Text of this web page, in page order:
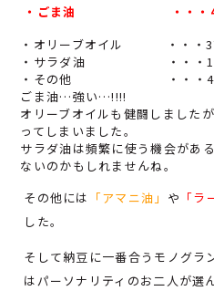
・ごま油 ・・・
・オリーブオイル
・・・
・サラダ油
・・・
・その他
・・・
ごま油…強い…!!!!
オリーブオイルも健闘しました
ってしまいました。
サラダ油は頻繁に使う機会があ
ないのかもしれませんね。
その他には 「アマニ油」 や 「ラ
した。
そして納豆に一番合うモノグラ
はパーソナリティのお二人が選